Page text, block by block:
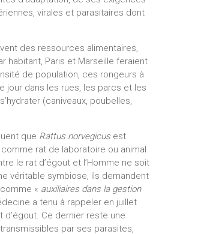
virales et parasitaires dont
des ressources alimentaires,
habitant, Paris et Marseille feraient
de population, ces rongeurs à
jour dans les rues, les parcs et les
(caniveaux, poubelles,
que Rattus norvegicusest
rat de laboratoire ou animal
le rat d’égout et l’Homme ne soit
véritable symbiose, ils demandent
« auxiliaires dans la gestion
a tenu à rappeler en juillet
d’égout. Ce dernier reste une
par ses parasites,